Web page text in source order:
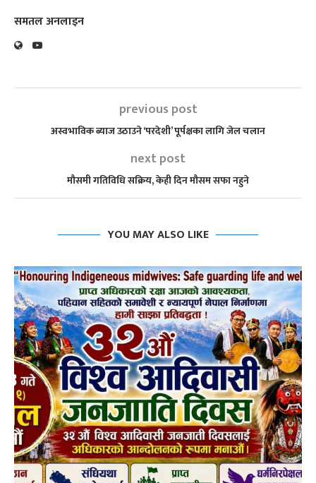
समतल अनलाइन
previous post
अस्वभाविक ब्याज उठाउने ‘परदेशी’ पूर्पक्षका लागि जेल चलान
next post
मौसमी गतिविधि सक्रिय, केही दिन मौसम सफा नहुने
YOU MAY ALSO LIKE